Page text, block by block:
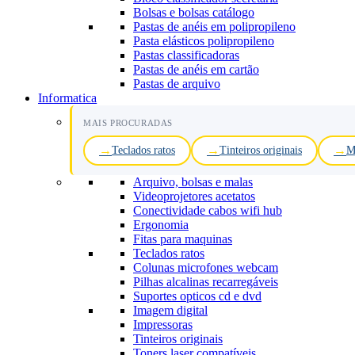
Bolsas e bolsas catálogo
Pastas de anéis em polipropileno
Pasta elásticos polipropileno
Pastas classificadoras
Pastas de anéis em cartão
Pastas de arquivo
Informatica
MAIS PROCURADAS
Teclados ratos Tinteiros originais
Arquivo, bolsas e malas
Videoprojetores acetatos
Conectividade cabos wifi hub
Ergonomia
Fitas para maquinas
Teclados ratos
Colunas microfones webcam
Pilhas alcalinas recarregáveis
Suportes opticos cd e dvd
Imagem digital
Impressoras
Tinteiros originais